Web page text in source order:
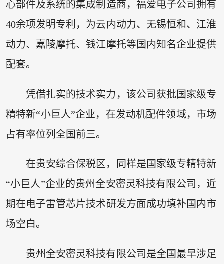
心部件及系统的集成制造商，福爱电子公司拥有
40余项发明专利，为云内动力、无锡恒和、江淮
动力、嘉陵摩托、钱江摩托等国内知名企业提供
配套。
凭借扎实的技术实力，该公司获批国家级专
精特新“小巨人”企业，在发动机配件领域，市场
占有率位列全国前三。
在贵安综合保税区，同样是国家级专精特新
“小巨人”企业的贵州全安密灵科技有限公司，近
期在电子雷管芯片技术研发方面成功填补国内市
场空白。
贵州全安密灵科技有限公司是全国最早涉足